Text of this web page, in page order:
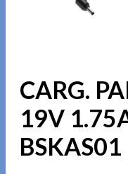
CARG.
19V
BSKAS01